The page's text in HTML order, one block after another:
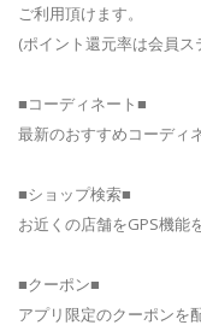
ご利用頂けます。
(ポイント還元率は会員
■コーディネート■
最新のおすすめコーディ
■ショップ検索■
お近くの店舗をGPS機能
■クーポン■
アプリ限定のクーポンを